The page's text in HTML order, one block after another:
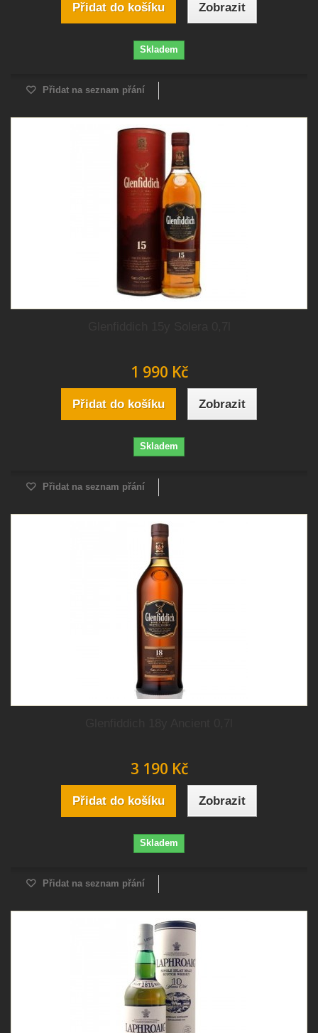
Přidat do košíku Zobrazit
Skladem
Přidat na seznam přání
1 990 Kč
Přidat do košíku Zobrazit
Skladem
Přidat na seznam přání
3 190 Kč
Přidat do košíku Zobrazit
Skladem
Přidat na seznam přání